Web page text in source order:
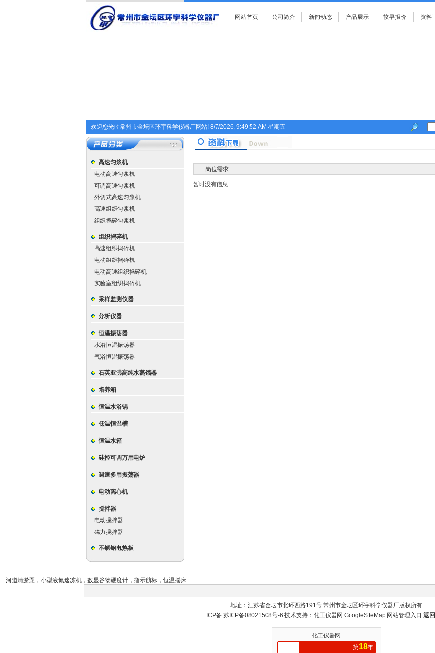
网站首页 公司简介 新闻动态 产品展示 较早报价 资料
欢迎您光临常州市金坛区环宇科学仪器厂网站! 8/7/2026, 9:49:52 AM 星期五
高速匀浆机
电动高速匀浆机
可调高速匀浆机
外切式高速匀浆机
高速组织匀浆机
组织捣碎匀浆机
组织捣碎机
高速组织捣碎机
电动组织捣碎机
电动高速组织捣碎机
实验室组织捣碎机
采样监测仪器
分析仪器
恒温振荡器
水浴恒温振荡器
气浴恒温振荡器
石英亚沸高纯水蒸馏器
培养箱
恒温水浴锅
低温恒温槽
恒温水箱
硅控可调万用电炉
调速多用振荡器
电动离心机
搅拌器
电动搅拌器
磁力搅拌器
不锈钢电热板
岗位需求
暂时没有信息
河道清淤泵 ， 小型液氮速冻机 ， 数显谷物硬度计 ， 指示航标 ，恒温摇床
地址：江苏省金坛市北环西路191号 常州市金坛区环宇科学仪器厂版权所有
ICP备:苏ICP备08021508号-6 技术支持： 化工仪器网 GoogleSiteMap 网站管理入口 返
化工仪器网
第18年